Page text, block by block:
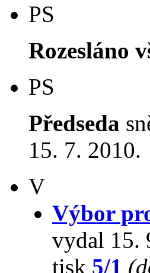
PS
Rozesláno
PS
Předseda
15. 7. 2010.
V
Výbor
vydal 15.
tisk 5/1